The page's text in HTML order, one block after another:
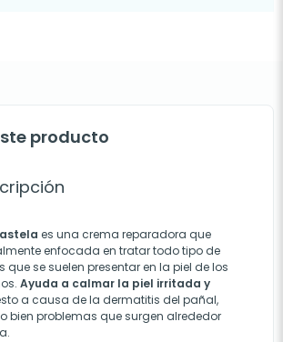
producto
es una crema reparadora que
enfocada en tratar todo tipo de
que se suelen presentar en la piel de los
Ayuda a calmar la piel irritada y
a causa de la dermatitis del pañal,
bien problemas que surgen alrededor